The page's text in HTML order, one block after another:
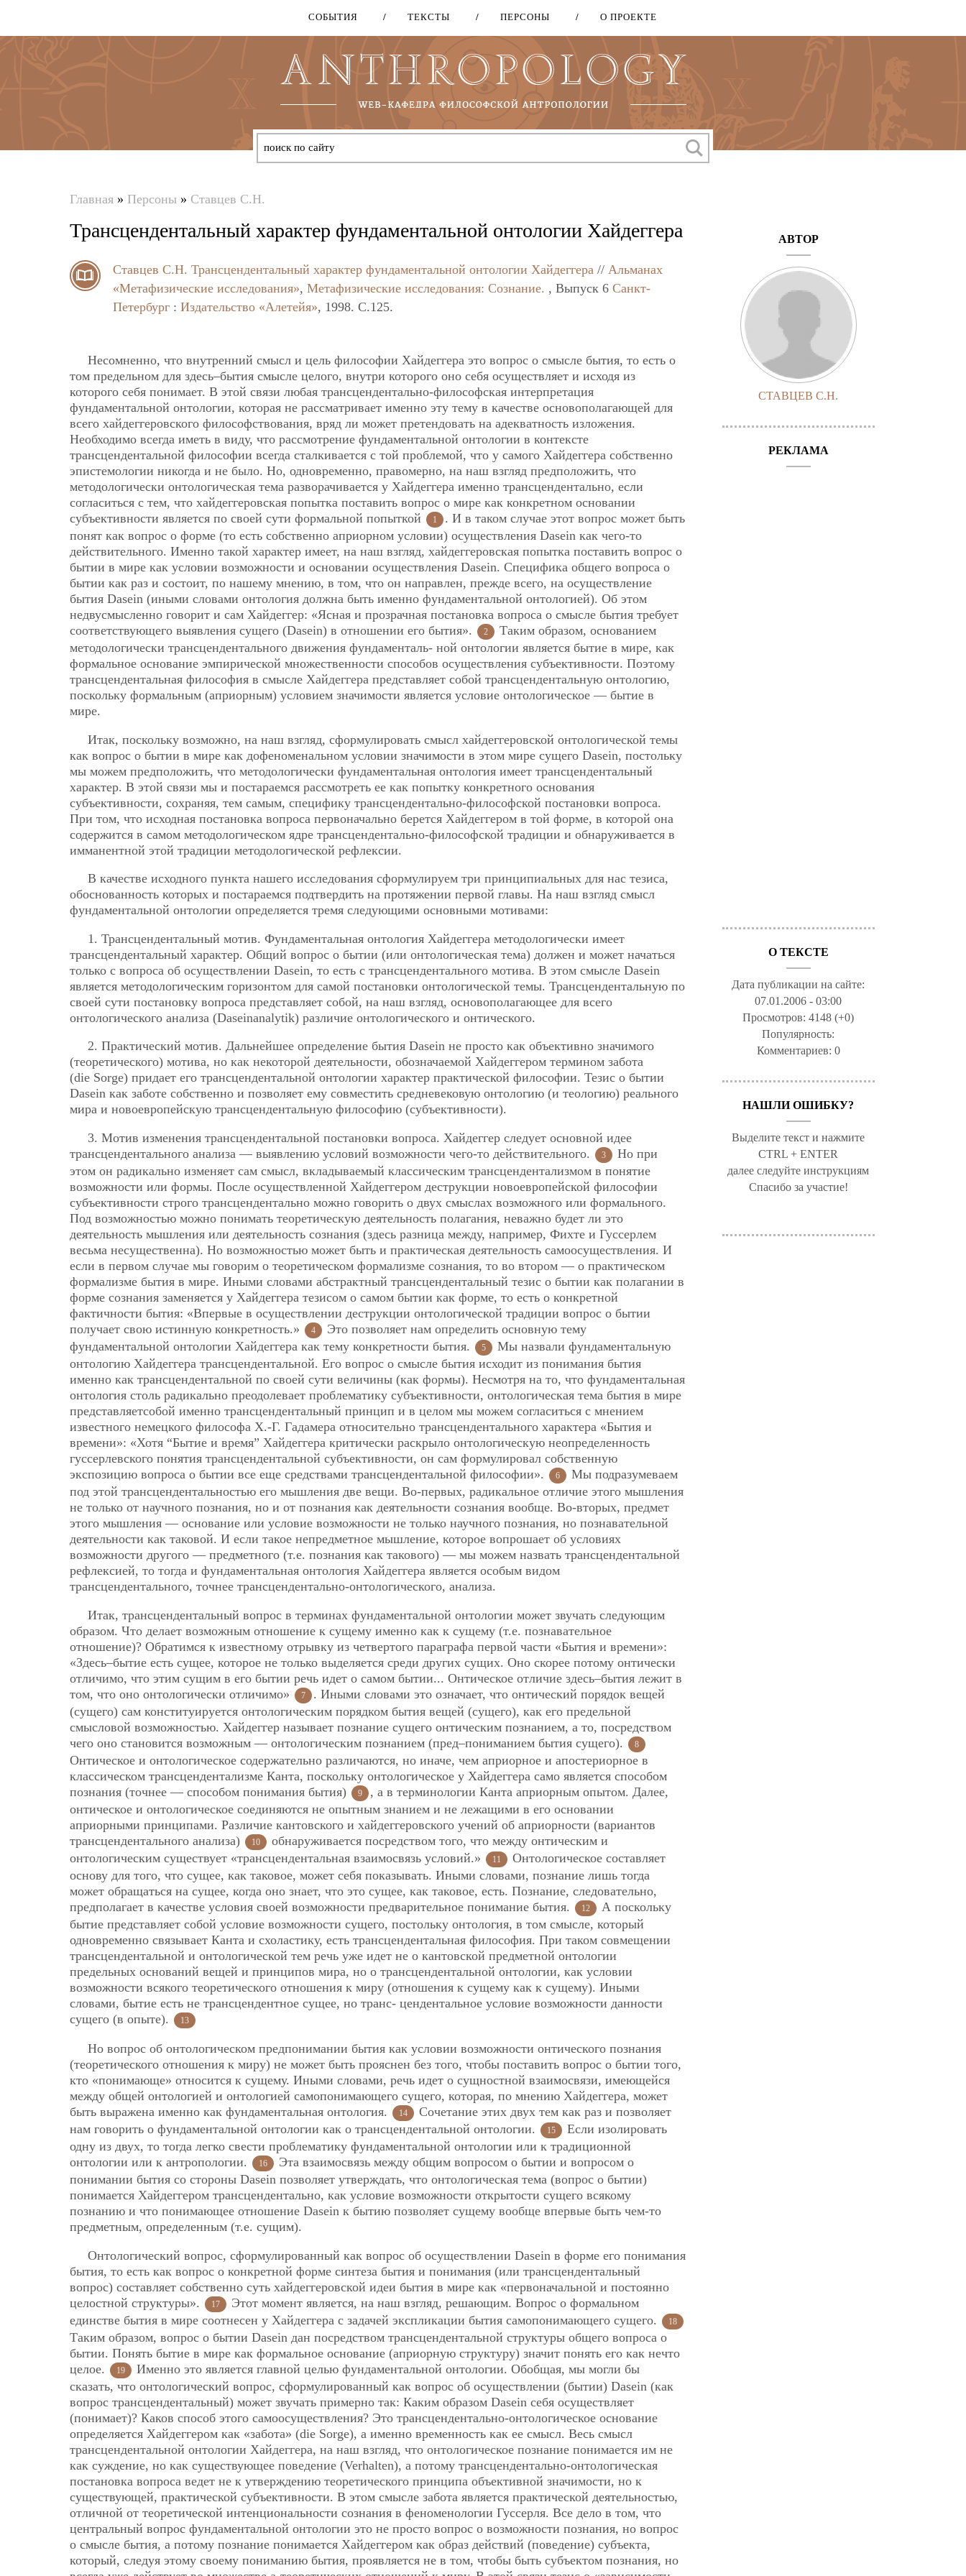
Перейти
основному
содержанию
СОБЫТИЯ ТЕКСТЫ ПЕРСОНЫ О ПРОЕКТЕ
здесь
Главная » Персоны » Ставцев С.Н.
Трансцендентальный характер фундаментальной онтологии Хайдеггера
Ставцев С.Н. Трансцендентальный характер фундаментальной онтологии Хайдеггера // Альманах
«Метафизические исследования», Метафизические исследования: Сознание. , Выпуск 6 Санкт-
Петербург : Издательство «Алетейя», 1998. C.125.
Несомненно, что внутренний смысл и цель философии Хайдеггера это вопрос о смысле бытия, то есть о
том предельном для здесь–бытия смысле целого, внутри которого оно себя осуществляет и исходя из
которого себя понимает. В этой связи любая трансцендентально-философская интерпретация
фундаментальной онтологии, которая не рассматривает именно эту тему в качестве основополагающей для
всего хайдеггеровского философствования, вряд ли может претендовать на адекватность изложения.
Необходимо всегда иметь в виду, что рассмотрение фундаментальной онтологии в контексте
трансцендентальной философии всегда сталкивается с той проблемой, что у самого Хайдеггера собственно
эпистемологии никогда и не было. Но, одновременно, правомерно, на наш взгляд предположить, что
методологически онтологическая тема разворачивается у Хайдеггера именно трансцендентально, если
согласиться с тем, что хайдеггеровская попытка поставить вопрос о мире как конкретном основании
субъективности является по своей сути формальной попыткой
1
. И в таком случае этот вопрос может быть
понят как вопрос о форме (то есть собственно априорном условии) осуществления Dasein как чего-то
действительного. Именно такой характер имеет, на наш взгляд, хайдеггеровская попытка поставить вопрос о
бытии в мире как условии возможности и основании осуществления Dasein. Специфика общего вопроса о
бытии как раз и состоит, по нашему мнению, в том, что он направлен, прежде всего, на осуществление
бытия Dasein (иными словами онтология должна быть именно фундаментальной онтологией). Об этом
недвусмысленно говорит и сам Хайдеггер: «Ясная и прозрачная постановка вопроса о смысле бытия требует
соответствующего выявления сущего (Dasein) в отношении его бытия».
2
Таким образом, основанием
методологически трансцендентального движения фундаменталь- ной онтологии является бытие в мире, как
формальное основание эмпирической множественности способов осуществления субъективности. Поэтому
трансцендентальная философия в смысле Хайдеггера представляет собой трансцендентальную онтологию,
поскольку формальным (априорным) условием значимости является условие онтологическое — бытие в
мире.
Итак, поскольку возможно, на наш взгляд, сформулировать смысл хайдеггеровской онтологической темы
как вопрос о бытии в мире как дофеноменальном условии значимости в этом мире сущего Dasein, постольку
мы можем предположить, что методологически фундаментальная онтология имеет трансцендентальный
характер. В этой связи мы и постараемся рассмотреть ее как попытку конкретного основания
субъективности, сохраняя, тем самым, специфику трансцендентально-философской постановки вопроса.
При том, что исходная постановка вопроса первоначально берется Хайдеггером в той форме, в которой она
содержится в самом методологическом ядре трансцендентально-философской традиции и обнаруживается в
имманентной этой традиции методологической рефлексии.
В качестве исходного пункта нашего исследования сформулируем три принципиальных для нас тезиса,
обоснованность которых и постараемся подтвердить на протяжении первой главы. На наш взгляд смысл
фундаментальной онтологии определяется тремя следующими основными мотивами:
1. Трансцендентальный мотив. Фундаментальная онтология Хайдеггера методологически имеет
трансцендентальный характер. Общий вопрос о бытии (или онтологическая тема) должен и может начаться
только с вопроса об осуществлении Dasein, то есть с трансцендентального мотива. В этом смысле Dasein
является методологическим горизонтом для самой постановки онтологической темы. Трансцендентальную по
своей сути постановку вопроса представляет собой, на наш взгляд, основополагающее для всего
онтологического анализа (Daseinanalytik) различие онтологического и онтического.
2. Практический мотив. Дальнейшее определение бытия Dasein не просто как объективно значимого
(теоретического) мотива, но как некоторой деятельности, обозначаемой Хайдеггером термином забота
(die Sorge) придает его трансцендентальной онтологии характер практической философии. Тезис о бытии
Dasein как заботе собственно и позволяет ему совместить средневековую онтологию (и теологию) реального
мира и новоевропейскую трансцендентальную философию (субъективности).
3. Мотив изменения трансцендентальной постановки вопроса. Хайдеггер следует основной идее
трансцендентального анализа — выявлению условий возможности чего-то действительного.
3
Но при
этом он радикально изменяет сам смысл, вкладываемый классическим трансцендентализмом в понятие
возможности или формы. После осуществленной Хайдеггером деструкции новоевропейской философии
субъективности строго трансцендентально можно говорить о двух смыслах возможного или формального.
Под возможностью можно понимать теоретическую деятельность полагания, неважно будет ли это
деятельность мышления или деятельность сознания (здесь разница между, например, Фихте и Гуссерлем
весьма несущественна). Но возможностью может быть и практическая деятельность самоосуществления. И
если в первом случае мы говорим о теоретическом формализме сознания, то во втором — о практическом
формализме бытия в мире. Иными словами абстрактный трансцендентальный тезис о бытии как полагании в
форме сознания заменяется у Хайдеггера тезисом о самом бытии как форме, то есть о конкретной
фактичности бытия: «Впервые в осуществлении деструкции онтологической традиции вопрос о бытии
получает свою истинную конкретность.»
4
Это позволяет нам определить основную тему
фундаментальной онтологии Хайдеггера как тему конкретности бытия.
5 Мы назвали фундаментальную
онтологию Хайдеггера трансцендентальной. Его вопрос о смысле бытия исходит из понимания бытия
именно как трансцендентальной по своей сути величины (как формы). Несмотря на то, что фундаментальная
онтология столь радикально преодолевает проблематику субъективности, онтологическая тема бытия в мире
представляетсобой именно трансцендентальный принцип и в целом мы можем согласиться с мнением
известного немецкого философа Х.-Г. Гадамера относительно трансцендентального характера «Бытия и
времени»: «Хотя “Бытие и время” Хайдеггера критически раскрыло онтологическую неопределенность
гуссерлевского понятия трансцендентальной субъективности, он сам формулировал собственную
экспозицию вопроса о бытии все еще средствами трансцендентальной философии».
6
Мы подразумеваем
под этой трансцендентальностью его мышления две вещи. Во-первых, радикальное отличие этого мышления
не только от научного познания, но и от познания как деятельности сознания вообще. Во-вторых, предмет
этого мышления — основание или условие возможности не только научного познания, но познавательной
деятельности как таковой. И если такое непредметное мышление, которое вопрошает об условиях
возможности другого — предметного (т.е. познания как такового) — мы можем назвать трансцендентальной
рефлексией, то тогда и фундаментальная онтология Хайдеггера является особым видом
трансцендентального, точнее трансцендентально-онтологического, анализа.
Итак, трансцендентальный вопрос в терминах фундаментальной онтологии может звучать следующим
образом. Что делает возможным отношение к сущему именно как к сущему (т.е. познавательное
отношение)? Обратимся к известному отрывку из четвертого параграфа первой части «Бытия и времени»:
«Здесь–бытие есть сущее, которое не только выделяется среди других сущих. Оно скорее потому онтически
отличимо, что этим сущим в его бытии речь идет о самом бытии... Онтическое отличие здесь–бытия лежит в
том, что оно онтологически отличимо»
7
. Иными словами это означает, что онтический порядок вещей
(сущего) сам конституируется онтологическим порядком бытия вещей (сущего), как его предельной
смысловой возможностью. Хайдеггер называет познание сущего онтическим познанием, а то, посредством
чего оно становится возможным — онтологическим познанием (пред–пониманием бытия сущего).
8
Онтическое и онтологическое содержательно различаются, но иначе, чем априорное и апостериорное в
классическом трансцендентализме Канта, поскольку онтологическое у Хайдеггера само является способом
познания (точнее — способом понимания бытия)
9
, а в терминологии Канта априорным опытом. Далее,
онтическое и онтологическое соединяются не опытным знанием и не лежащими в его основании
априорными принципами. Различие кантовского и хайдеггеровского учений об априорности (вариантов
трансцендентального анализа)
10
обнаруживается посредством того, что между онтическим и
онтологическим существует «трансцендентальная взаимосвязь условий.»
11
Онтологическое составляет
основу для того, что сущее, как таковое, может себя показывать. Иными словами, познание лишь тогда
может обращаться на сущее, когда оно знает, что это сущее, как таковое, есть. Познание, следовательно,
предполагает в качестве условия своей возможности предварительное понимание бытия.
12
А поскольку
бытие представляет собой условие возможности сущего, постольку онтология, в том смысле, который
одновременно связывает Канта и схоластику, есть трансцендентальная философия. При таком совмещении
трансцендентальной и онтологической тем речь уже идет не о кантовской предметной онтологии
предельных оснований вещей и принципов мира, но о трансцендентальной онтологии, как условии
возможности всякого теоретического отношения к миру (отношения к сущему как к сущему). Иными
словами, бытие есть не трансцендентное сущее, но транс- цендентальное условие возможности данности
сущего (в опыте).
13
Но вопрос об онтологическом предпонимании бытия как условии возможности онтического познания
(теоретического отношения к миру) не может быть прояснен без того, чтобы поставить вопрос о бытии того,
кто «понимающе» относится к сущему. Иными словами, речь идет о сущностной взаимосвязи, имеющейся
между общей онтологией и онтологией самопонимающего сущего, которая, по мнению Хайдеггера, может
быть выражена именно как фундаментальная онтология.
14
Cочетание этих двух тем как раз и позволяет
нам говорить о фундаментальной онтологии как о трансцендентальной онтологии.
15
Если изолировать
одну из двух, то тогда легко свести проблематику фундаментальной онтологии или к традиционной
онтологии или к антропологии.
16
Эта взаимосвязь между общим вопросом о бытии и вопросом о
понимании бытия со стороны Dasein позволяет утверждать, что онтологическая тема (вопрос о бытии)
понимается Хайдеггером трансцендентально, как условие возможности открытости сущего всякому
познанию и что понимающее отношение Dasein к бытию позволяет сущему вообще впервые быть чем-то
предметным, определенным (т.е. сущим).
Онтологический вопрос, сформулированный как вопрос об осуществлении Dasein в форме его понимания
бытия, то есть как вопрос о конкретной форме синтеза бытия и понимания (или трансцендентальный
вопрос) составляет собственно суть хайдеггеровской идеи бытия в мире как «первоначальной и постоянно
целостной структуры».
17
Этот момент является, на наш взгляд, решающим. Вопрос о формальном
единстве бытия в мире соотнесен у Хайдеггера с задачей экспликации бытия самопонимающего сущего.
18
Таким образом, вопрос о бытии Dasein дан посредством трансцендентальной структуры общего вопроса о
бытии. Понять бытие в мире как формальное основание (априорную структуру) значит понять его как нечто
целое.
19
Именно это является главной целью фундаментальной онтологии. Обобщая, мы могли бы
сказать, что онтологический вопрос, сформулированный как вопрос об осуществлении (бытии) Dasein (как
вопрос трансцендентальный) может звучать примерно так: Каким образом Dasein себя осуществляет
(понимает)? Каков способ этого самоосуществления? Это трансцендентально-онтологическое основание
определяется Хайдеггером как «забота» (die Sorge), а именно временность как ее смысл. Весь смысл
трансцендентальной онтологии Хайдеггера, на наш взгляд, что онтологическое познание понимается им не
как суждение, но как существующее поведение (Verhalten), а потому трансцендентально-онтологическая
постановка вопроса ведет не к утверждению теоретического принципа объективной значимости, но к
существующей, практической субъективности. В этом смысле забота является практической деятельностью,
отличной от теоретической интенциональности сознания в феноменологии Гуссерля. Все дело в том, что
центральный вопрос фундаментальной онтологии это не просто вопрос о возможности познания, но вопрос
о смысле бытия, а потому познание понимается Хайдеггером как образ действий (поведение) субъекта,
который, следуя этому своему пониманию бытия, проявляется не в том, чтобы быть субъектом познания, но
АВТОР
СТАВЦЕВ С.Н.
РЕКЛАМА
О ТЕКСТЕ
Дата публикации на сайте:
07.01.2006 - 03:00
Просмотров:4148 (+0)
Популярность:
Комментариев: 0
НАШЛИ ОШИБКУ?
Выделите текст и нажмите
CTRL + ENTER
далее следуйте инструкциям
Спасибо за участие!